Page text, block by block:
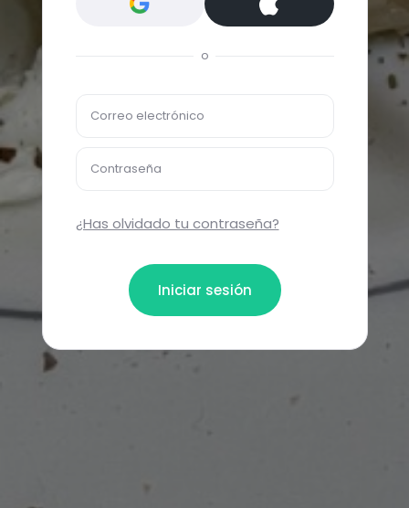
o
Correo electrónico
Contraseña
¿Has olvidado tu contraseña?
Iniciar sesión